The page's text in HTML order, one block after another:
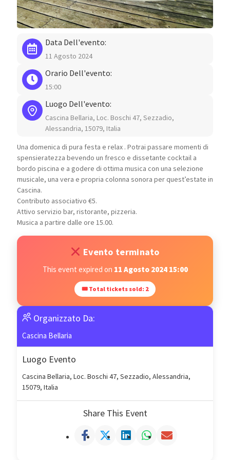
Data Dell'evento:
11 Agosto 2024
Orario Dell'evento:
15:00
Luogo Dell'evento:
Cascina Bellaria, Loc. Boschi 47, Sezzadio,
Alessandria, 15079, Italia
Una domenica di pura festa e relax . Potrai passare momenti di
spensieratezza bevendo un fresco e dissetante cocktail a
bordo piscina e a godere di ottima musica con una selezione
musicale, una vera e propria colonna sonora per quest’estate in
Cascina.
Contributo associativo €5.
Attivo servizio bar, ristorante, pizzeria.
Musica a partire dalle ore 15.00.
Evento terminato
This event expired on 11 Agosto 2024 15:00
🎟 Total tickets sold: 2
Organizzato Da:
Cascina Bellaria
Luogo Evento
Cascina Bellaria, Loc. Boschi 47, Sezzadio, Alessandria,
15079, Italia
Share This Event